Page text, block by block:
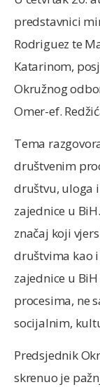
predstavnici
Rodriguez te
Katarinom,
Okružnog
Omer-ef.
Tema
društvenim
društvu, uloga
zajednice u
značaj koji
društvima kao
zajednice u
procesima, ne
socijalnim,
Predsjednik
skrenuo je